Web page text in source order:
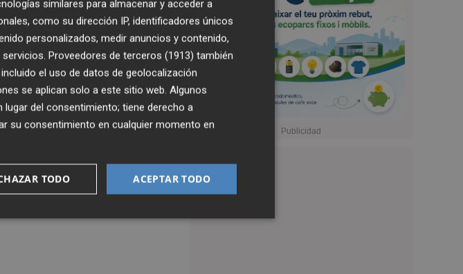
similares para almacenar y acceder a
como su dirección IP, identificadores únicos
personalizados, medir anuncios y contenido,
Proveedores de terceros (1913) también
el uso de datos de geolocalización
se aplican solo a este sitio web. Algunos
del consentimiento; tiene derecho a
su consentimiento en cualquier momento en
ACEPTAR TODO
TODO